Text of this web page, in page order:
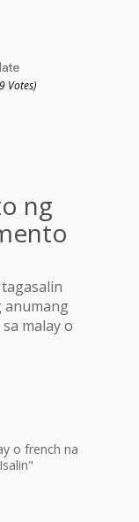
Votes)
ng
anumang
malay o
o french na